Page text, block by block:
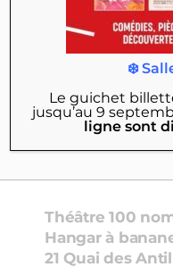
notre
Actualités,
nouveaux
JE
Théâtre 100
Hangar à
21 Quai des
❄️
Le guichet
jusqu’au 9
ligne sont